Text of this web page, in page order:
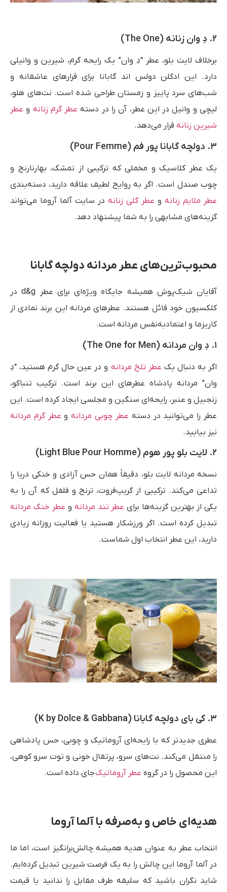
۲. دِ وان زنانه (The One)
برخلاف لایت بلو، عطر “دِ وان” یک رایحه گرم، شیرین و وانیلی
دارد. این ادکلن دولس اند گابانا برای قرارهای عاشقانه و
شب‌های سرد پاییز و زمستان طراحی شده است. نت‌های هلو،
لیچی و وانیل در این عطر، آن را در دسته عطر گرم زنانه و عطر
شیرین زنانه قرار می‌دهد.
۳. دولچه گابانا پور فم (Pour Femme)
یک عطر کلاسیک و مخملی که ترکیبی از تمشک، بهارنارنج و
چوب صندل است. اگر به روایح لطیف علاقه دارید، دسته‌بندی
عطر ملایم زنانه و عطر گلی زنانه در سایت آلما آروما می‌تواند
گزینه‌های مشابهی را به شما پیشنهاد دهد.
محبوب‌ترین‌های عطر مردانه دولچه گابانا
آقایان شیک‌پوش همیشه جایگاه ویژه‌ای برای عطر d&g در
کلکسیون خود قائل هستند. عطرهای مردانه این برند نمادی از
کاریزما و اعتمادبه‌نفس مردانه است.
۱. دِ وان مردانه (The One for Men)
اگر به دنبال یک عطر تلخ مردانه و در عین حال گرم هستید، “دِ
وان” مردانه پادشاه عطرهای این برند است. ترکیب تنباکو،
زنجبیل و عنبر، رایحه‌ای سنگین و مجلسی ایجاد کرده است. این
عطر را می‌توانید در دسته عطر چوبی مردانهو عطر گرم مردانه
نیز بیابید.
۲. لایت بلو پور هوم (Light Blue Pour Homme)
نسخه مردانه لایت بلو، دقیقاً همان حس آزادی و خنکی دریا را
تداعی می‌کند. ترکیبی از گریپ‌فروت، ترنج و فلفل که آن را به
یکی از بهترین گزینه‌ها برای عطر تند مردانه و عطر خنک مردانه
تبدیل کرده است. اگر ورزشکار هستید یا فعالیت روزانه زیادی
دارید، این عطر انتخاب اول شماست.
۳. کی بای دولچه گابانا (K by Dolce & Gabbana)
عطری جدیدتر که با رایحه‌ای آروماتیک و چوبی، حس پادشاهی
را منتقل می‌کند. نت‌های سرو، پرتقال خونی و توت سرو کوهی،
این محصول را در گروه عطر آروماتیکجای داده است.
هدیه‌ای خاص و به‌صرفه با آلما آروما
انتخاب عطر به عنوان هدیه همیشه چالش‌برانگیز است، اما ما
در آلما آروما این چالش را به یک فرصت شیرین تبدیل کرده‌ایم.
شاید نگران باشید که سلیقه طرف مقابل را ندانید یا قیمت